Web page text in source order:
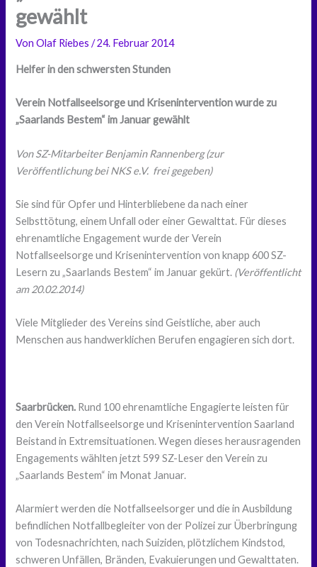
gewählt
VonOlaf Riebes/24. Februar 2014
Helfer in den schwersten Stunden
Verein Notfallseelsorge und Krisenintervention wurde zu
„Saarlands Bestem“ im Januar gewählt
Von SZ-Mitarbeiter Benjamin Rannenberg (zur
Veröffentlichung bei NKS e.V. frei gegeben)
Sie sind für Opfer und Hinterbliebene da nach einer
Selbsttötung, einem Unfall oder einer Gewalttat. Für dieses
ehrenamtliche Engagement wurde der Verein
Notfallseelsorge und Krisenintervention von knapp 600 SZ-
Lesern zu „Saarlands Bestem“ im Januar gekürt. (Veröffentlicht
am 20.02.2014)
Viele Mitglieder des Vereins sind Geistliche, aber auch
Menschen aus handwerklichen Berufen engagieren sich dort.
Saarbrücken. Rund 100 ehrenamtliche Engagierte leisten für
den Verein Notfallseelsorge und Krisenintervention Saarland
Beistand in Extremsituationen. Wegen dieses herausragenden
Engagements wählten jetzt 599 SZ-Leser den Verein zu
„Saarlands Bestem“ im Monat Januar.
Alarmiert werden die Notfallseelsorger und die in Ausbildung
befindlichen Notfallbegleiter von der Polizei zur Überbringung
von Todesnachrichten, nach Suiziden, plötzlichem Kindstod,
schweren Unfällen, Bränden, Evakuierungen und Gewalttaten.